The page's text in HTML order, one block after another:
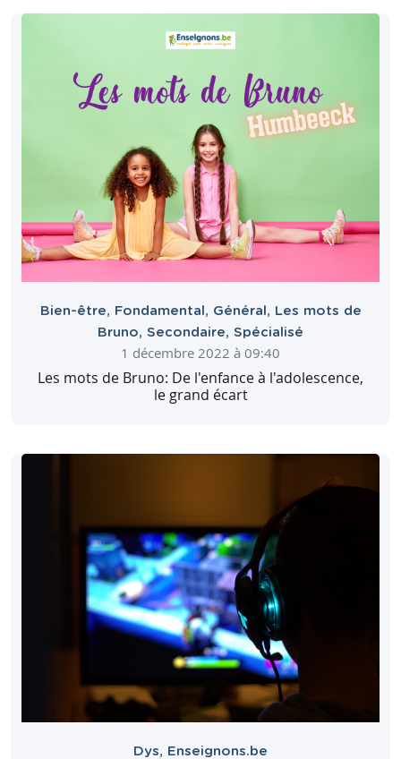
Bien-être, Fondamental, Général, Les mots de
Bruno, Secondaire, Spécialisé
1 décembre 2022 à 09:40
Les mots de Bruno: De l'enfance à l'adolescence,
le grand écart
Dys, Enseignons.be